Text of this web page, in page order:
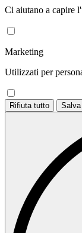
Ci aiutano a capire
Marketing
Utilizzati per
Rifiuta tutto